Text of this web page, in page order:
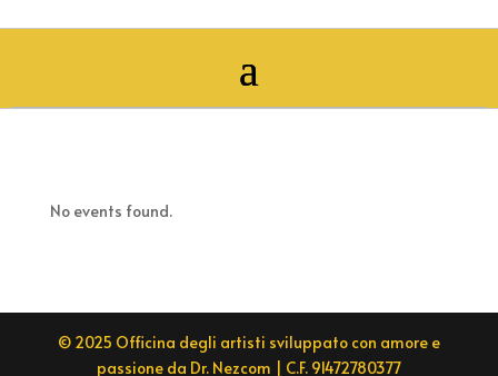
No events found.
© 2025 Officina degli artisti sviluppato con amore e
passione da Dr. Nezcom | C.F. 91472780377